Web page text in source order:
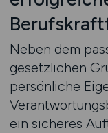
Neben dem
gesetzlichen
persönliche
ein sicheres